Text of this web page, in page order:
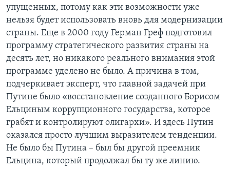
упущенных, потому как эти возможности уже
нельзя будет использовать вновь для модернизации
страны. Еще в 2000 году Герман Греф подготовил
программу стратегического развития страны на
десять лет, но никакого реального внимания этой
программе уделено не было. А причина в том,
подчеркивает эксперт, что главной задачей при
Путине было «восстановление созданного Борисом
Ельциным коррупционного государства, которое
грабят и контролируют олигархи». И здесь Путин
оказался просто лучшим выразителем тенденции.
Не было бы Путина – был бы другой преемник
Ельцина, который продолжал бы ту же линию.